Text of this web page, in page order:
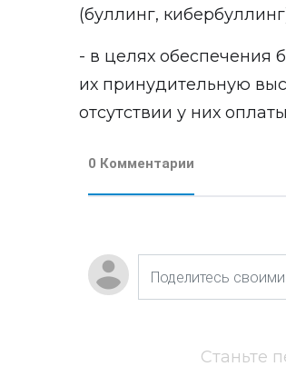
(буллинг,
- в целях обеспечения
их принудительную
отсутствии у них
0 Комментарии
Станьте